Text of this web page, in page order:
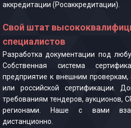
аккредитации (Росаккредитации).
Свой штат
специалистов
Разработка документации под
Собственная система
предприятие к внешним
или российской сертификации.
требованиям тендеров, аукционов,
регионами. Наше с вами
дистанционно.